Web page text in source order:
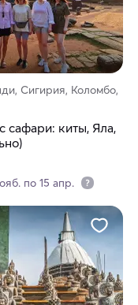
Сигирия, Коломбо,
сафари: киты, Яла,
по 15 апр.